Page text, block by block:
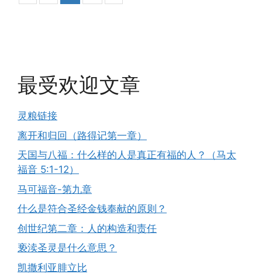
最受欢迎文章
灵粮链接
离开和归回（路得记第一章）
天国与八福：什么样的人是真正有福的人？（马太
福音 5:1-12）
马可福音-第九章
什么是符合圣经金钱奉献的原则？
创世纪第二章：人的构造和责任
亵渎圣灵是什么意思？
凯撒利亚腓立比